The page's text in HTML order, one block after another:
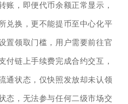
账，即便代币余额正常显示，
兑换，更不能提币至中心化平
置领取门槛，用户需要前往官
付链上手续费完成合约交互，
通状态，仅快照发放却未认领
态，无法参与任何二级市场交